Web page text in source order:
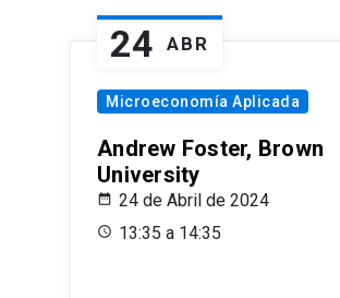
24 ABR
Microeconomía Aplicada
Andrew Foster, Brown
University
24 de Abril de 2024
13:35 a 14:35